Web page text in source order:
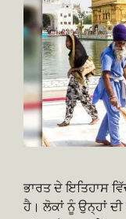
ਭਾਰਤ ਦੇ ਇਤਿਹਾਸ
ਹੈ। ਲੋਕਾਂ ਨੂੰ ਉਨ੍ਹਾਂ